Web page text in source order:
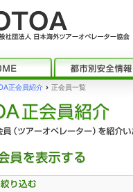
正会員紹介 › 正会員一覧